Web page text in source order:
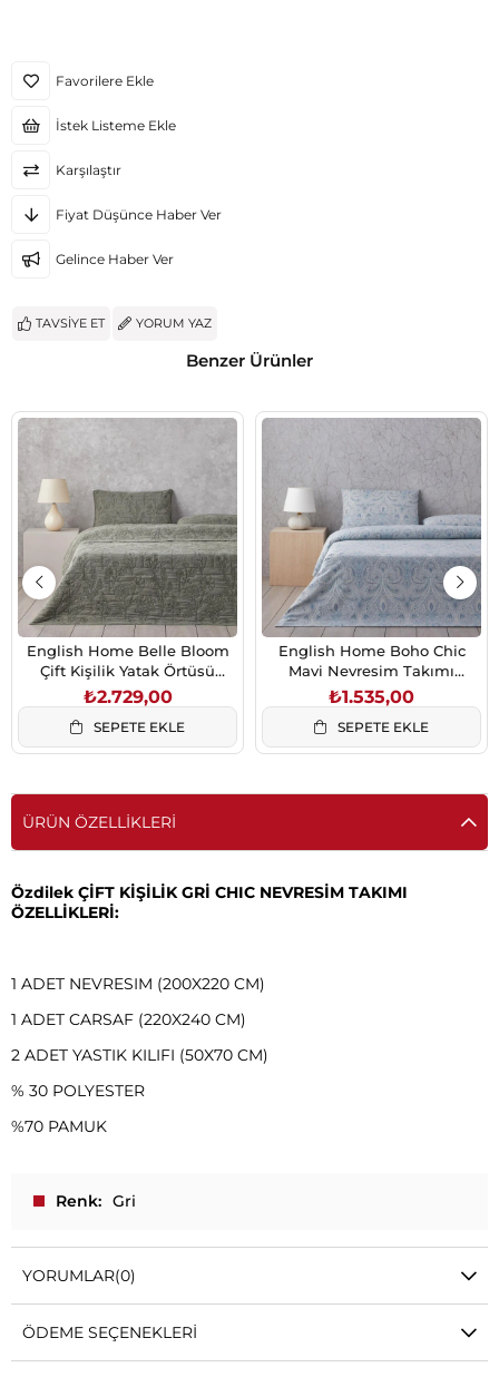
Favorilere Ekle
İstek Listeme Ekle
Karşılaştır
Fiyat Düşünce Haber Ver
Gelince Haber Ver
TAVSIYE ET YORUM YAZ
Benzer Ürünler
English Home Belle Bloom
Çift Kişilik Yatak Örtüsü
Takımı 200x220 cm Yeşil
₺2.729,00
SEPETE EKLE
English Home Boho Chic
Mavi Nevresim Takımı
200x220 cm Çift Kişilik
₺1.535,00
SEPETE EKLE
ÜRÜN ÖZELLIKLERI
Özdilek ÇİFT KİŞİLİK GRİ CHIC NEVRESİM TAKIMI
ÖZELLİKLERİ:
1 ADET NEVRESIM (200X220 CM)
1 ADET CARSAF (220X240 CM)
2 ADET YASTIK KILIFI (50X70 CM)
% 30 POLYESTER
%70 PAMUK
Renk Gri
YORUMLAR(0)
ÖDEME SEÇENEKLERI